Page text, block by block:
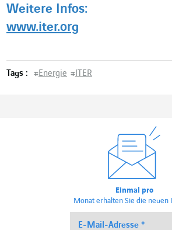
Weitere Infos:
www.iter.org
Tags : #Energie # ITER
Einmal pro
Monat erhalten Sie die neuen